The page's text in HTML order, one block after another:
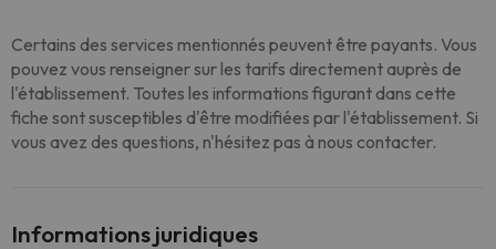
Certains des services mentionnés peuvent être payants. Vous
pouvez vous renseigner sur les tarifs directement auprès de
l'établissement. Toutes les informations figurant dans cette
fiche sont susceptibles d'être modifiées par l'établissement. Si
vous avez des questions, n'hésitez pas à nous contacter.
Informations juridiques